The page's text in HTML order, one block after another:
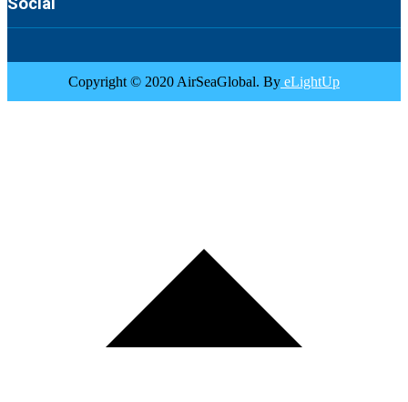
Copyright © 2020 AirSeaGlobal. By eLightUp